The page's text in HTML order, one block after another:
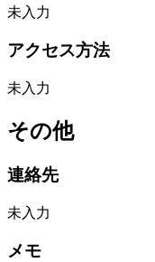
未入力
アクセス方法
未入力
その他
連絡先
未入力
メモ